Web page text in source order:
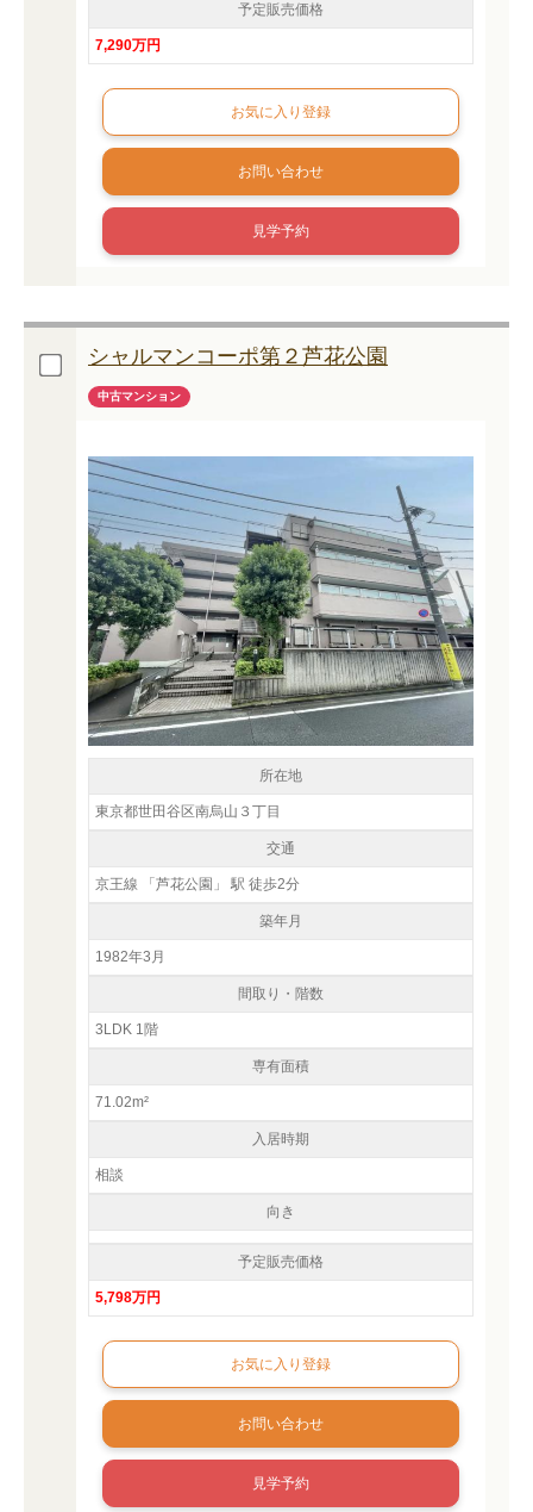
予定販売価格
7,290万円
お問い合わせ
見学予約
シャルマンコーポ第２芦花公園
中古マンション
所在地
東京都世田谷区南烏山３丁目
交通
京王線 「芦花公園」 駅 徒歩2分
築年月
1982年3月
間取り・階数
3LDK 1階
専有面積
71.02m²
入居時期
相談
向き
予定販売価格
5,798万円
お問い合わせ
見学予約